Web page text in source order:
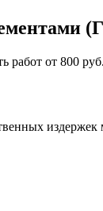
работ от 800
издержек